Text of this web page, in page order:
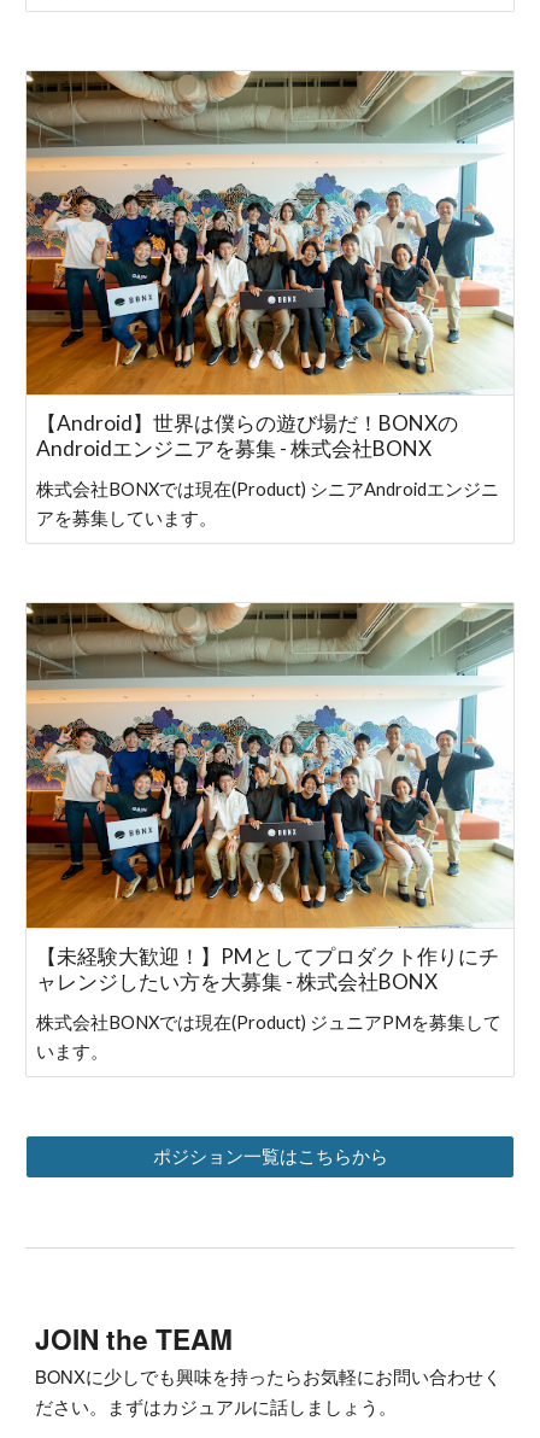
【Android】世界は僕らの遊び場だ！BONXの
Androidエンジニアを募集 - 株式会社BONX
株式会社BONXでは現在(Product) シニアAndroidエンジニ
アを募集しています。
【未経験大歓迎！】PMとしてプロダクト作りにチ
ャレンジしたい方を大募集 - 株式会社BONX
株式会社BONXでは現在(Product) ジュニアPMを募集して
います。
ポジション一覧はこちらから
JOIN the TEAM
BONXに少しでも興味を持ったらお気軽にお問い合わせく
ださい。まずはカジュアルに話しましょう。